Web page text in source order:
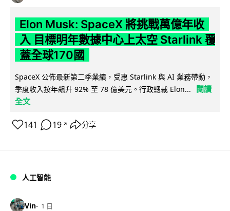
Elon Musk: SpaceX 將挑戰萬億年收
入 目標明年數據中心上太空 Starlink 覆
蓋全球170國
SpaceX 公佈最新第二季業績，受惠 Starlink 與 AI 業務帶動，
季度收入按年飆升 92% 至 78 億美元。行政總裁 Elon...
閱讀
全文
141 19 ↗ 分享
人工智能
Vin 1 日